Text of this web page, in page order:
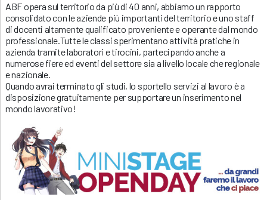
ABF opera sul territorio da più di 40 anni, abbiamo un rapporto
consolidato con le aziende più importanti del territorio e uno staff
di docenti altamente qualificato proveniente e operante dal mondo
professionale.Tutte le classi sperimentano attività pratiche in
azienda tramite laboratori e tirocini, partecipando anche a
numerose fiere ed eventi del settore sia a livello locale che regionale
e nazionale.
Quando avrai terminato gli studi, lo sportello servizi al lavoro è a
disposizione gratuitamente per supportare un inserimento nel
mondo lavorativo!